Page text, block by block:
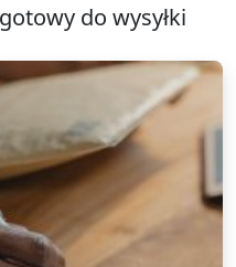
do wysyłki